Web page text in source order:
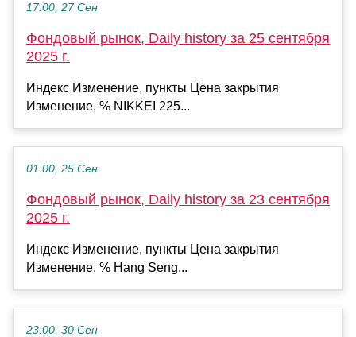
17:00, 27 Сен
Фондовый рынок, Daily history за 25 сентября
2025 г.
Индекс Изменение, пункты Цена закрытия
Изменение, % NIKKEI 225...
01:00, 25 Сен
Фондовый рынок, Daily history за 23 сентября
2025 г.
Индекс Изменение, пункты Цена закрытия
Изменение, % Hang Seng...
23:00, 30 Сен